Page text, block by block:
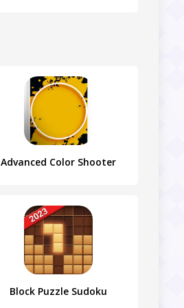
Advanced Color Shooter
Block Puzzle Sudoku